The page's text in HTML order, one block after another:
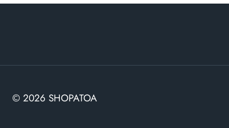
© 2026 SHOPATOA